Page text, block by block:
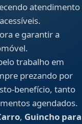
atendimento
e garantir a
trabalho em
prezando por
benefício, tanto
agendados.
, Guincho para